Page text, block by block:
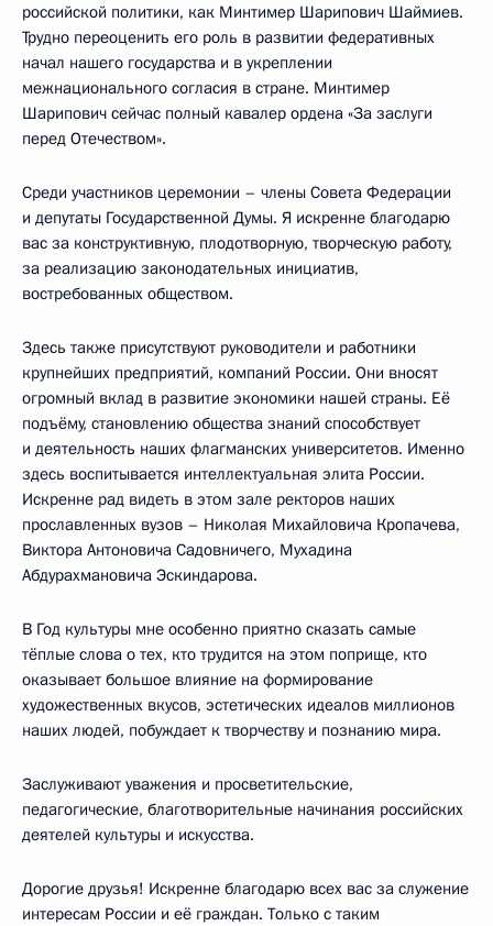
российской политики, как Минтимер Шарипович Шаймиев.
Трудно переоценить его роль в развитии федеративных
начал нашего государства и в укреплении
межнационального согласия в стране. Минтимер
Шарипович сейчас полный кавалер ордена «За заслуги
перед Отечеством».
Среди участников церемонии – члены Совета Федерации
и депутаты Государственной Думы. Я искренне благодарю
вас за конструктивную, плодотворную, творческую работу,
за реализацию законодательных инициатив,
востребованных обществом.
Здесь также присутствуют руководители и работники
крупнейших предприятий, компаний России. Они вносят
огромный вклад в развитие экономики нашей страны. Её
подъёму, становлению общества знаний способствует
и деятельность наших флагманских университетов. Именно
здесь воспитывается интеллектуальная элита России.
Искренне рад видеть в этом зале ректоров наших
прославленных вузов – Николая Михайловича Кропачева,
Виктора Антоновича Садовничего, Мухадина
Абдурахмановича Эскиндарова.
В Год культуры мне особенно приятно сказать самые
тёплые слова о тех, кто трудится на этом поприще, кто
оказывает большое влияние на формирование
художественных вкусов, эстетических идеалов миллионов
наших людей, побуждает к творчеству и познанию мира.
Заслуживают уважения и просветительские,
педагогические, благотворительные начинания российских
деятелей культуры и искусства.
Дорогие друзья! Искренне благодарю всех вас за служение
интересам России и её граждан. Только с таким